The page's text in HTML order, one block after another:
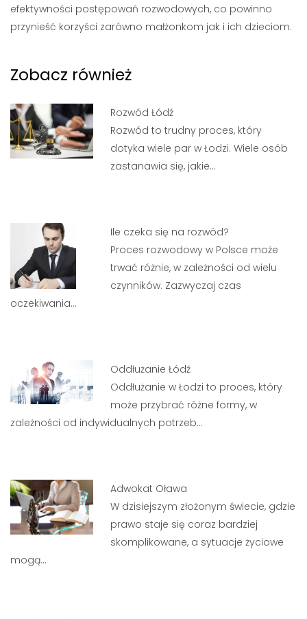
efektywności postępowań rozwodowych, co powinno
przynieść korzyści zarówno małżonkom jak i ich dzieciom.
Zobacz również
Rozwód Łódź
Rozwód to trudny proces, który
dotyka wiele par w Łodzi. Wiele osób
zastanawia się, jakie…
Ile czeka się na rozwód?
Proces rozwodowy w Polsce może
trwać różnie, w zależności od wielu
czynników. Zazwyczaj czas
oczekiwania…
Oddłużanie Łódź
Oddłużanie w Łodzi to proces, który
może przybrać różne formy, w
zależności od indywidualnych potrzeb…
Adwokat Oława
W dzisiejszym złożonym świecie, gdzie
prawo staje się coraz bardziej
skomplikowane, a sytuacje życiowe
mogą…